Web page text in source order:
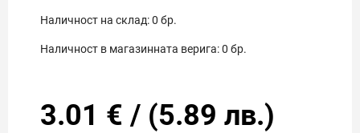
Наличност на склад:0 бр.
Наличност в магазинната верига:0 бр.
3.01 € / (5.89 лв.)